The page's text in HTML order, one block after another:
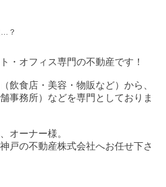
…？
・オフィス専門の不動産です！
飲食店・美容・物販など）から、
事務所）などを専門としておりま
オーナー様。
戸の不動産株式会社へお任せ下さ